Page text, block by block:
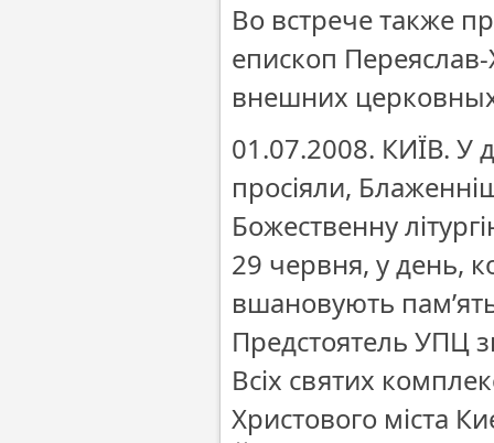
Во встрече также
епископ
внешних
01.07.2008. КИЇВ. У
просіяли,
Божественну
29 червня, у день,
вшановують
Предстоятель УПЦ
Всіх святих
Христового міста